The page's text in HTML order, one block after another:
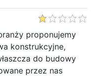
proponujemy
konstrukcyjne,
do budowy
przez nas